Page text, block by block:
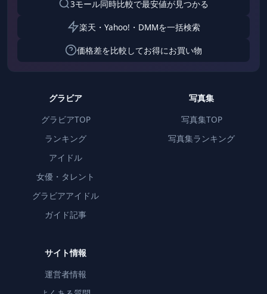
3モール同時比較で最安値が見つかる
楽天・Yahoo!・DMMを一括検索
価格差を比較してお得にお買い物
グラビア
グラビアTOP
ランキング
アイドル
女優・タレント
グラビアアイドル
ガイド記事
写真集
写真集TOP
写真集ランキング
サイト情報
運営者情報